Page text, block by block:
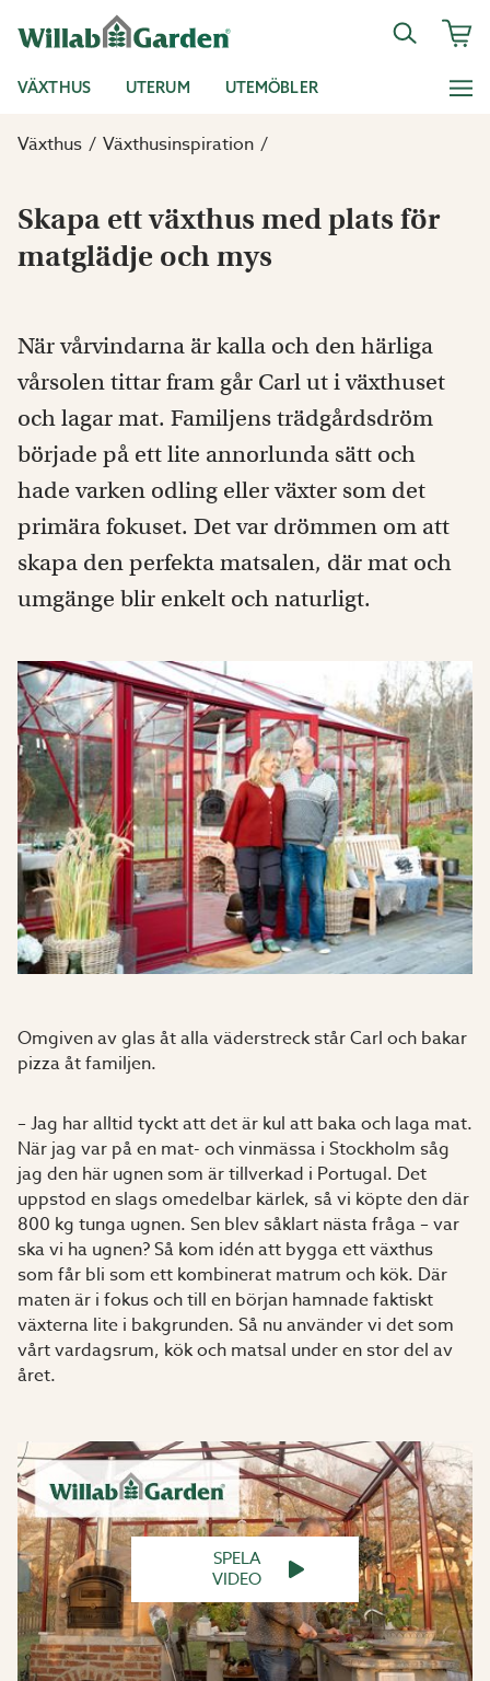
VÄXTHUS UTERUM UTEMÖBLER
Växthus Växthusinspiration
Skapa ett växthus med plats för
matglädje och mys
När vårvindarna är kalla och den härliga
vårsolen tittar fram går Carl ut i växthuset
och lagar mat. Familjens trädgårdsdröm
började på ett lite annorlunda sätt och
hade varken odling eller växter som det
primära fokuset. Det var drömmen om att
skapa den perfekta matsalen, där mat och
umgänge blir enkelt och naturligt.
Omgiven av glas åt alla väderstreck står Carl och bakar
pizza åt familjen.
– Jag har alltid tyckt att det är kul att baka och laga mat.
När jag var på en mat- och vinmässa i Stockholm såg
jag den här ugnen som är tillverkad i Portugal. Det
uppstod en slags omedelbar kärlek, så vi köpte den där
800 kg tunga ugnen. Sen blev såklart nästa fråga – var
ska vi ha ugnen? Så kom idén att bygga ett växt­hus
som får bli som ett kombinerat matrum och kök. Där
maten är i fokus och till en början hamnade faktiskt
växterna lite i bakgrun­den. Så nu använder vi det som
vårt vardagsrum, kök och matsal under en stor del av
året.
SPELA
VIDEO